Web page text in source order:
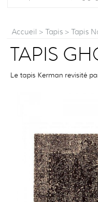
Accueil > Tapis > Tapis
TAPIS
Le tapis Kerman revisité